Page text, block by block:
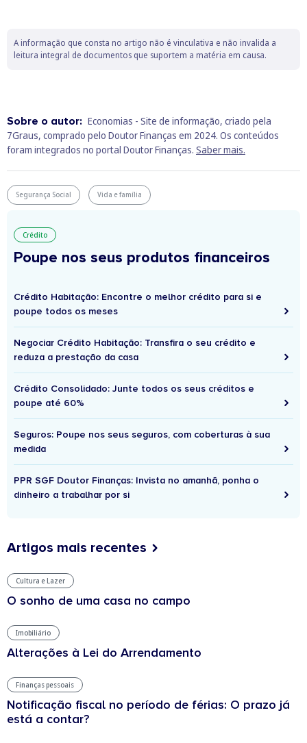
A informação que consta no artigo não é vinculativa e não invalida a
leitura integral de documentos que suportem a matéria em causa.
Sobre o autor: Economias - Site de informação, criado pela
7Graus, comprado pelo Doutor Finanças em 2024. Os conteúdos
foram integrados no portal Doutor Finanças. Saber mais.
Segurança Social Vida e família
Crédito
Poupe nos seus produtos financeiros
Crédito Habitação: Encontre o melhor crédito para si e
poupe todos os meses
Negociar Crédito Habitação: Transfira o seu crédito e
reduza a prestação da casa
Crédito Consolidado: Junte todos os seus créditos e
poupe até 60%
Seguros: Poupe nos seus seguros, com coberturas à sua
medida
PPR SGF Doutor Finanças: Invista no amanhã, ponha o
dinheiro a trabalhar por si
Artigos mais recentes
Cultura e Lazer
O sonho de uma casa no campo
Imobiliário
Alterações à Lei do Arrendamento
Finanças pessoais
Notificação fiscal no período de férias: O prazo já
está a contar?